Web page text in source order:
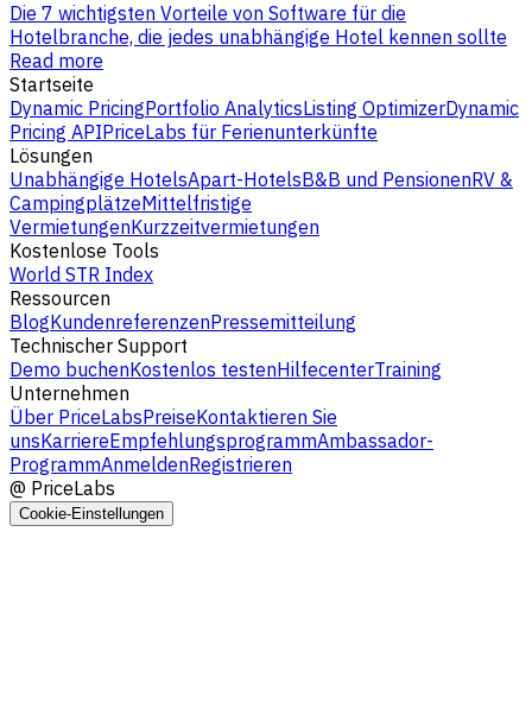
Die 7 wichtigsten Vorteile von Software für die
Hotelbranche, die jedes unabhängige Hotel kennen sollte
Read more
Startseite
Dynamic PricingPortfolio AnalyticsListing OptimizerDynamic
Pricing APIPriceLabs für Ferienunterkünfte
Lösungen
Unabhängige HotelsApart-HotelsB&B und PensionenRV &
CampingplätzeMittelfristige
VermietungenKurzzeitvermietungen
Kostenlose Tools
World STR Index
Ressourcen
BlogKundenreferenzenPressemitteilung
Technischer Support
Demo buchenKostenlos testenHilfecenterTraining
Unternehmen
Über PriceLabsPreiseKontaktieren Sie
unsKarriereEmpfehlungsprogrammAmbassador-
ProgrammAnmeldenRegistrieren
@ PriceLabs
Cookie-Einstellungen